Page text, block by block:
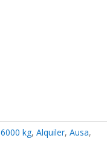
6000 kg, Alquiler, Ausa,